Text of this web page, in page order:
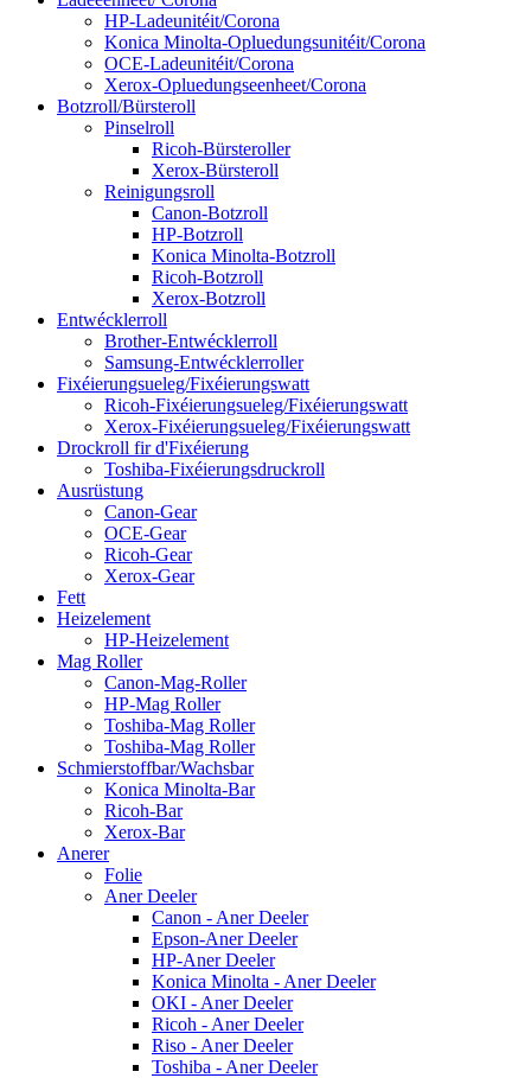
HP-Ladeunitéit/Corona
Konica Minolta-Opluedungsunitéit/Corona
OCE-Ladeunitéit/Corona
Xerox-Opluedungseenheet/Corona
Botzroll/Bürsteroll
Pinselroll
Ricoh-Bürsteroller
Xerox-Bürsteroll
Reinigungsroll
Canon-Botzroll
HP-Botzroll
Konica Minolta-Botzroll
Ricoh-Botzroll
Xerox-Botzroll
Entwécklerroll
Brother-Entwécklerroll
Samsung-Entwécklerroller
Fixéierungsueleg/Fixéierungswatt
Ricoh-Fixéierungsueleg/Fixéierungswatt
Xerox-Fixéierungsueleg/Fixéierungswatt
Drockroll fir d'Fixéierung
Toshiba-Fixéierungsdruckroll
Ausrüstung
Canon-Gear
OCE-Gear
Ricoh-Gear
Xerox-Gear
Fett
Heizelement
HP-Heizelement
Mag Roller
Canon-Mag-Roller
HP-Mag Roller
Toshiba-Mag Roller
Toshiba-Mag Roller
Schmierstoffbar/Wachsbar
Konica Minolta-Bar
Ricoh-Bar
Xerox-Bar
Anerer
Folie
Aner Deeler
Canon - Aner Deeler
Epson-Aner Deeler
HP-Aner Deeler
Konica Minolta - Aner Deeler
OKI - Aner Deeler
Ricoh - Aner Deeler
Riso - Aner Deeler
Toshiba - Aner Deeler